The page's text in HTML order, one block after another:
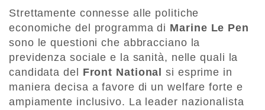
Strettamente connesse alle politiche
economiche del programma di Marine Le Pen
sono le questioni che abbracciano la
previdenza sociale e la sanità, nelle quali la
candidata del Front National
si esprime in
maniera decisa a favore di un welfare forte e
ampiamente inclusivo. La leader nazionalista